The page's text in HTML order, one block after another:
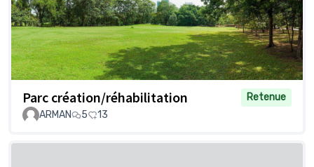
Parc création/réhabilitation
Retenue
ARMAN
5 13